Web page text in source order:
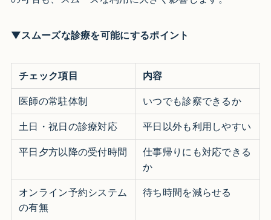
▼スムーズな診療を可能にするポイント
チェック項目 内容
医師の常駐体制 いつでも診察できるか
土日・祝日の診療対応 平日以外も利用しやすい
平日夕方以降の受付時間
仕事帰りにも対応できる
か
オンライン予約システム
の有無
待ち時間を減らせる